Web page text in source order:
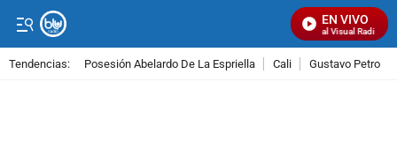
EN VIVO
Señal Visual Radio
Tendencias: Posesión Abelardo De La Espriella Cali Gustavo Petro